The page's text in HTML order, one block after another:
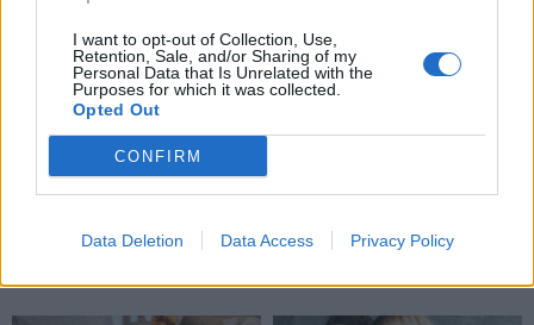
I want to opt-out of Collection, Use,
Retention, Sale, and/or Sharing of my
Personal Data that Is Unrelated with the
Purposes for which it was collected.
Opted Out
CONFIRM
Data Deletion Data Access Privacy Policy
Sodas ir daržas
kaupiasi vanduo ir ką
rugpjūčio 8 dieną: kokia